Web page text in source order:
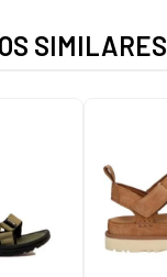
SIMILARES